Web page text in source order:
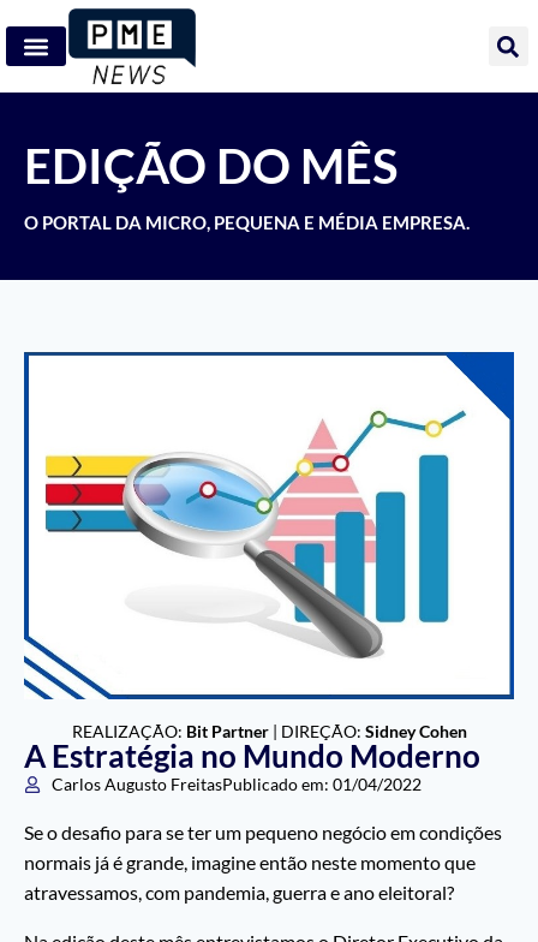
EDIÇÃO DO MÊS
O PORTAL DA MICRO, PEQUENA E MÉDIA EMPRESA.
REALIZAÇÃO: Bit Partner| DIREÇÃO: Sidney Cohen
A Estratégia no Mundo Moderno
Carlos Augusto FreitasPublicado em: 01/04/2022
Se o desafio para se ter um pequeno negócio em condições
normais já é grande, imagine então neste momento que
atravessamos, com pandemia, guerra e ano eleitoral?